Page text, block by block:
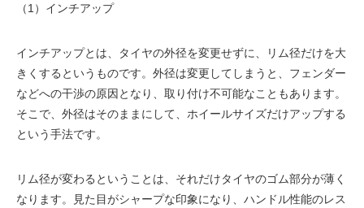
（1）インチアップ
インチアップとは、タイヤの外径を変更せずに、リム径だけを大
きくするというものです。外径は変更してしまうと、フェンダー
などへの干渉の原因となり、取り付け不可能なこともあります。
そこで、外径はそのままにして、ホイールサイズだけアップする
という手法です。
リム径が変わるということは、それだけタイヤのゴム部分が薄く
なります。見た目がシャープな印象になり、ハンドル性能のレス